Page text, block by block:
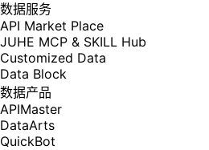
数据服务
API Market Place
JUHE MCP & SKILL Hub
Customized Data
Data Block
数据产品
APIMaster
DataArts
QuickBot